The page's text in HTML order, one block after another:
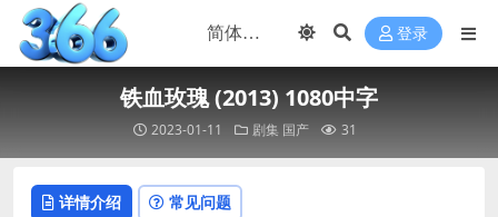
登录
铁血玫瑰 (2013) 1080中字
2023-01-11 剧集 国产 31
详情介绍 常见问题